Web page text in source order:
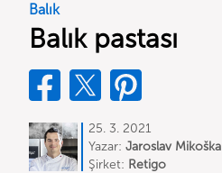
Balık
Balık pastası
25. 3. 2021
Yazar: Jaroslav Mikoška
Şirket: Retigo